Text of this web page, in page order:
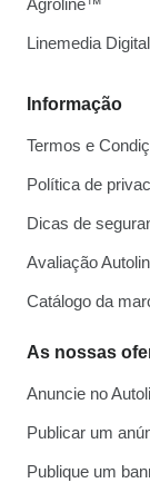
Informação
Termos e
Política de
Dicas de
Avaliação
Catálogo da
As nossas
Anuncie no
Publicar um
Publique um
Agroline™
Linemedia